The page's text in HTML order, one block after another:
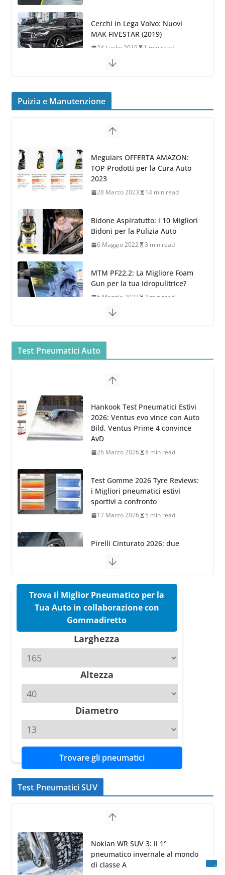
Cerchi in Lega Volvo: Nuovi
MAK FIVESTAR (2019)
24 Luglio 2019 1 min read
8 Aprile 2026 7 min read
l’acquisizione di Reedijk
3 Dicembre 2024 3 min read
Puizia e Manutenzione
Meguiars OFFERTA AMAZON:
TOP Prodotti per la Cura Auto
2023
28 Marzo 2023 14 min read
Bidone Aspiratutto: i 10 Migliori
Bidoni per la Pulizia Auto
6 Maggio 2022 3 min read
MTM PF22.2: La Migliore Foam
Gun per la tua Idropulitrice?
5 Maggio 2022 2 min read
Car Care
26 Marzo 2025 2 min read
Azoto
26 Marzo 2025 2 min read
Test Pneumatici Auto
Hankook Test Pneumatici Estivi
2026: Ventus evo vince con Auto
Bild, Ventus Prime 4 convince
AvD
26 Marzo 2026 8 min read
Test Gomme 2026 Tyre Reviews:
i Migliori pneumatici estivi
sportivi a confronto
17 Marzo 2026 5 min read
Pirelli Cinturato 2026: due
confermano il salto tecnico del
Pirelli P Zero Trofeo RS: per
Tyre Reviews è la gomma semi-
slick da battere
Michelin Pilot Sport 4 S – Test
su Range Rover Sport D350 HST
11 Aprile 2026 15 min read
Trova il Miglior Pneumatico per la
Tua Auto in collaborazione con
Gommadiretto
Larghezza
Altezza
Diametro
Trovare gli pneumatici
Test Pneumatici SUV
Nokian WR SUV 3: il 1°
pneumatico invernale al mondo
di classe A